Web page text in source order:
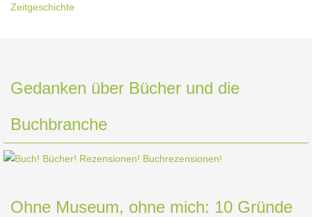
Zeitgeschichte
Gedanken über Bücher und die
Buchbranche
Ohne Museum, ohne mich: 10 Gründe